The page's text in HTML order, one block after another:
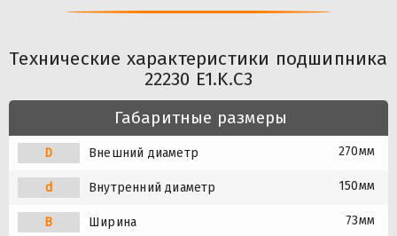
Технические характеристики подшипника
22230 E1.K.C3
Габаритные размеры
D Внешний диаметр 270мм
d Внутренний диаметр 150мм
B Ширина 73мм